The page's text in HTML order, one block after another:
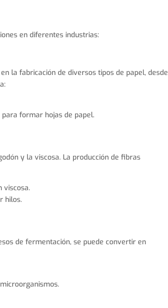
en diferentes industrias:
la fabricación de diversos tipos de papel, desde
formar hojas de papel.
y la viscosa. La producción de fibras
viscosa.
hilos.
de fermentación, se puede convertir en